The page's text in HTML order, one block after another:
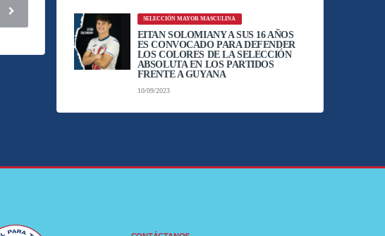
SELECCIÓN MAYOR MASCULINA
EITAN SOLOMIANY A SUS 16 AÑOS
ES CONVOCADO PARA DEFENDER
LOS COLORES DE LA SELECCIÓN
ABSOLUTA EN LOS PARTIDOS
FRENTE A GUYANA
10/09/2023